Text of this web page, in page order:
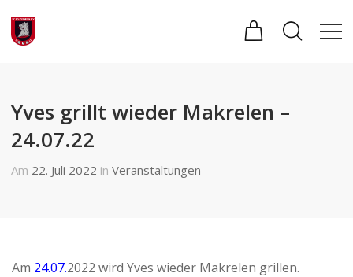
Yves grillt wieder Makrelen –
24.07.22
Am 22. Juli 2022 in Veranstaltungen
Am 24.07.2022 wird Yves wieder Makrelen grillen.